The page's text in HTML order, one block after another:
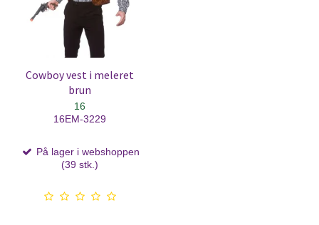
Cowboy vest i meleret
brun
16
16EM-3229
På lager i webshoppen
(39 stk.)